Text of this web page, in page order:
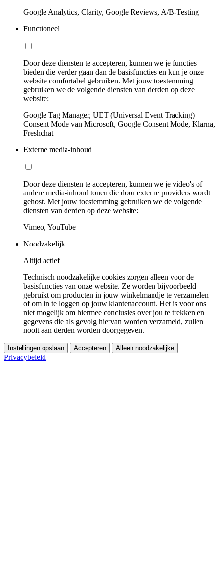
Google Analytics, Clarity, Google Reviews, A/B-Testing
Functioneel
Door deze diensten te accepteren, kunnen we je functies
bieden die verder gaan dan de basisfuncties en kun je onze
website comfortabel gebruiken. Met jouw toestemming
gebruiken we de volgende diensten van derden op deze
website:
Google Tag Manager, UET (Universal Event Tracking)
Consent Mode van Microsoft, Google Consent Mode, Klarna,
Freshchat
Externe media-inhoud
Door deze diensten te accepteren, kunnen we je video's of
andere media-inhoud tonen die door externe providers wordt
gehost. Met jouw toestemming gebruiken we de volgende
diensten van derden op deze website:
Vimeo, YouTube
Noodzakelijk
Altijd actief
Technisch noodzakelijke cookies zorgen alleen voor de
basisfuncties van onze website. Ze worden bijvoorbeeld
gebruikt om producten in jouw winkelmandje te verzamelen
of om in te loggen op jouw klantenaccount. Het is voor ons
niet mogelijk om hiermee conclusies over jou te trekken en
gegevens die als gevolg hiervan worden verzameld, zullen
nooit aan derden worden doorgegeven.
Instellingen opslaan Accepteren Alleen noodzakelijke
Privacybeleid